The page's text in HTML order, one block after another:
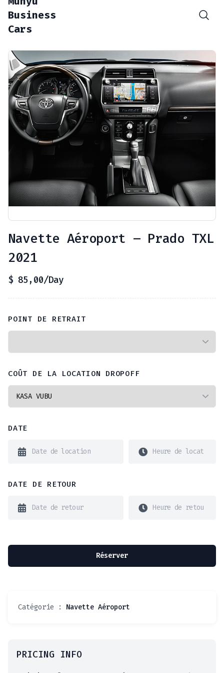
Business
Cars
Navette Aéroport – Prado TXL
2021
$ 85,00/Day
POINT DE RETRAIT
COÛT DE LA LOCATION DROPOFF
DATE
DATE DE RETOUR
Réserver
Catégorie : Navette Aéroport
PRICING INFO